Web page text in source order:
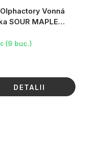
Vonná
SOUR MAPLE
(9 buc.)
DETALII